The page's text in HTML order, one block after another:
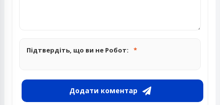
Підтвердіть, що ви не Робот:
Додати коментар